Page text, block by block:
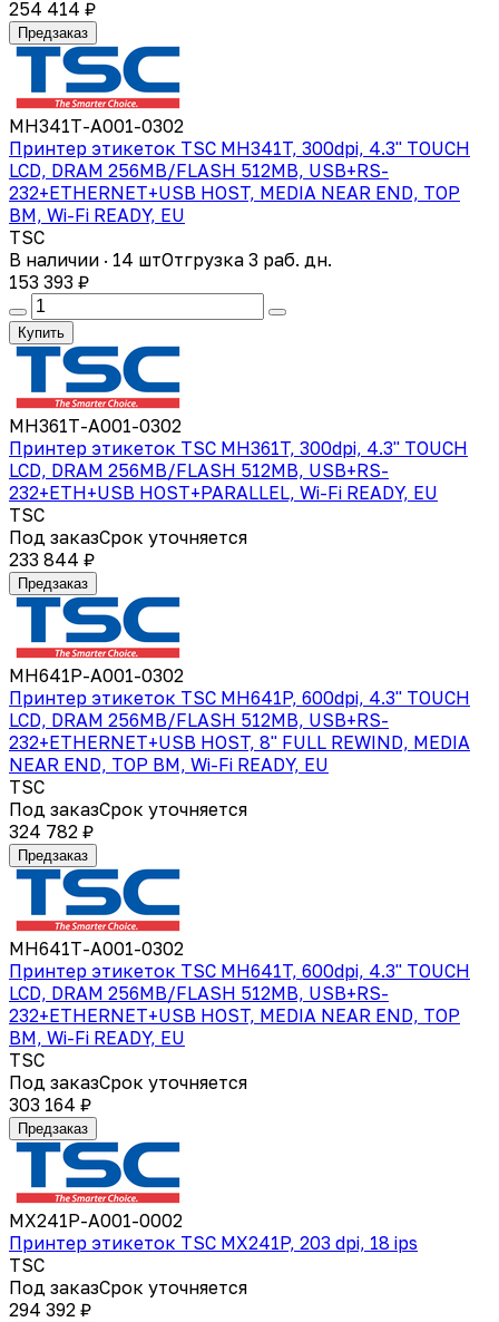
254 414 ₽
Предзаказ
MH341T-A001-0302
Принтер этикеток TSC MH341T, 300dpi, 4.3" TOUCH
LCD, DRAM 256MB/FLASH 512MB, USB+RS-
232+ETHERNET+USB HOST, MEDIA NEAR END, TOP
BM, Wi-Fi READY, EU
TSC
В наличии · 14 штОтгрузка 3 раб. дн.
153 393 ₽
Купить
MH361T-A001-0302
Принтер этикеток TSC MH361T, 300dpi, 4.3" TOUCH
LCD, DRAM 256MB/FLASH 512MB, USB+RS-
232+ETH+USB HOST+PARALLEL, Wi-Fi READY, EU
TSC
Под заказСрок уточняется
233 844 ₽
Предзаказ
MH641P-A001-0302
Принтер этикеток TSC MH641P, 600dpi, 4.3" TOUCH
LCD, DRAM 256MB/FLASH 512MB, USB+RS-
232+ETHERNET+USB HOST, 8" FULL REWIND, MEDIA
NEAR END, TOP BM, Wi-Fi READY, EU
TSC
Под заказСрок уточняется
324 782 ₽
Предзаказ
MH641T-A001-0302
Принтер этикеток TSC MH641T, 600dpi, 4.3" TOUCH
LCD, DRAM 256MB/FLASH 512MB, USB+RS-
232+ETHERNET+USB HOST, MEDIA NEAR END, TOP
BM, Wi-Fi READY, EU
TSC
Под заказСрок уточняется
303 164 ₽
Предзаказ
MX241P-A001-0002
Принтер этикеток TSC MX241P, 203 dpi, 18 ips
TSC
Под заказСрок уточняется
294 392 ₽